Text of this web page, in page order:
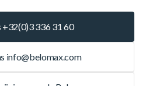
+32(0)3 336 31 60
info@belomax.com